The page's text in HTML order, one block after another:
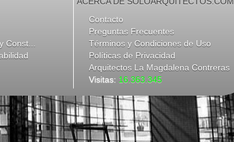
Const...
Contacto
Preguntas Frecuentes
Términos y Condiciones de Uso
Políticas de Privacidad
Arquitectos La Magdalena Contreras
Visitas: 16.363.345